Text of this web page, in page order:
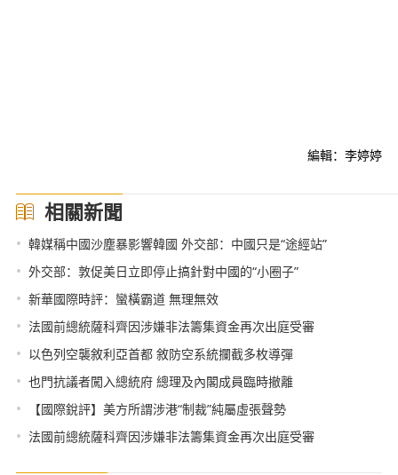
編輯：李婷婷
相關新聞
• 韓媒稱中國沙塵暴影響韓國 外交部：中國只是“途經站”
• 外交部：敦促美日立即停止搞針對中國的“小圈子”
• 新華國際時評：蠻橫霸道 無理無效
• 法國前總統薩科齊因涉嫌非法籌集資金再次出庭受審
• 以色列空襲敘利亞首都 敘防空系統攔截多枚導彈
• 也門抗議者闖入總統府 總理及內閣成員臨時撤離
• 【國際銳評】美方所謂涉港“制裁”純屬虛張聲勢
• 法國前總統薩科齊因涉嫌非法籌集資金再次出庭受審